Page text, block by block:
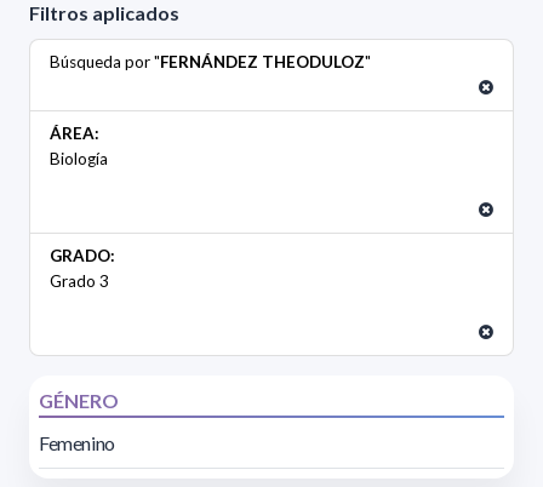
Filtros aplicados
Búsqueda por "FERNÁNDEZ THEODULOZ"
ÁREA:
Biología
GRADO:
Grado 3
GÉNERO
Femenino